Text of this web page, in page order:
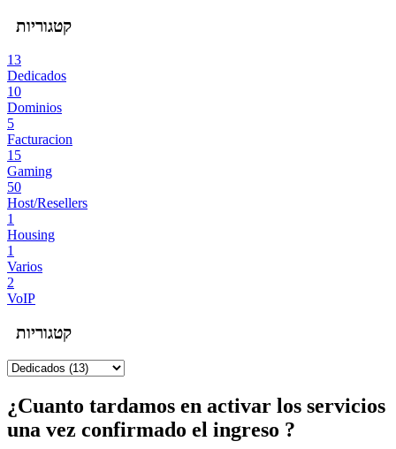
קטגוריות
13
Dedicados
10
Dominios
5
Facturacion
15
Gaming
50
Host/Resellers
1
Housing
1
Varios
2
VoIP
קטגוריות
¿Cuanto tardamos en activar los servicios
una vez confirmado el ingreso ?